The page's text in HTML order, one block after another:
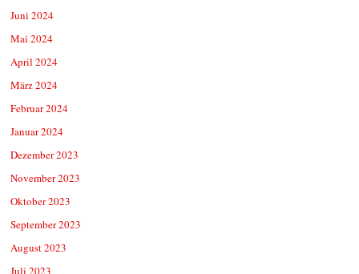
Juni 2024
Mai 2024
April 2024
März 2024
Februar 2024
Januar 2024
Dezember 2023
November 2023
Oktober 2023
September 2023
August 2023
Juli 2023